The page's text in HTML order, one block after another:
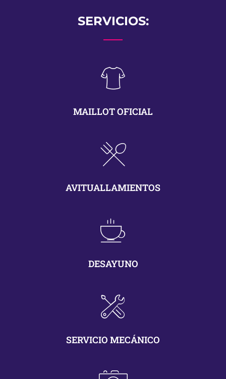
SERVICIOS:
MAILLOT OFICIAL
AVITUALLAMIENTOS
DESAYUNO
SERVICIO MECÁNICO